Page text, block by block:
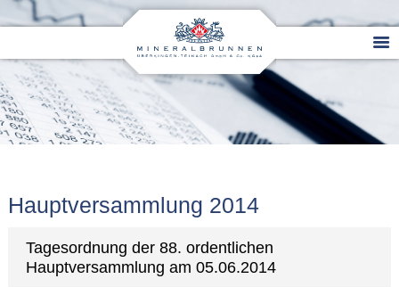
Hauptversammlung 2014
Tagesordnung der 88. ordentlichen
Hauptversammlung am 05.06.2014